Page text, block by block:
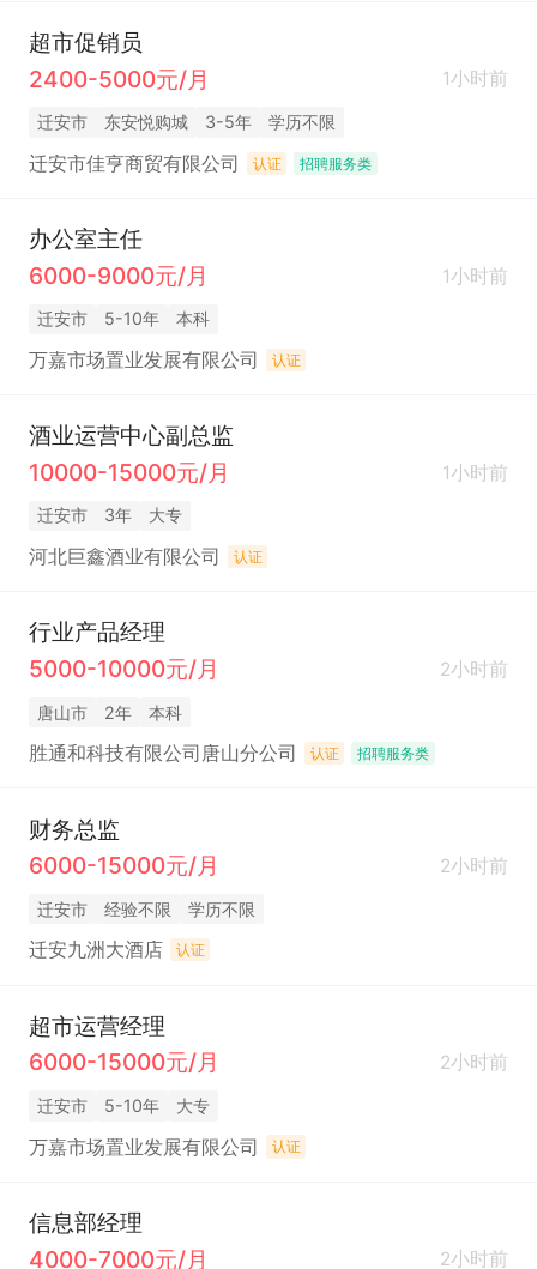
超市促销员
2400-5000元/月
1小时前
迁安市 东安悦购城 3-5年 学历不限
迁安市佳亨商贸有限公司 认证 招聘服务类
办公室主任
6000-9000元/月
1小时前
迁安市 5-10年 本科
万嘉市场置业发展有限公司 认证
酒业运营中心副总监
10000-15000元/月
1小时前
迁安市 3年 大专
河北巨鑫酒业有限公司 认证
行业产品经理
5000-10000元/月
2小时前
唐山市 2年 本科
胜通和科技有限公司唐山分公司 认证 招聘服务类
财务总监
6000-15000元/月
2小时前
迁安市 经验不限 学历不限
迁安九洲大酒店 认证
超市运营经理
6000-15000元/月
2小时前
迁安市 5-10年 大专
万嘉市场置业发展有限公司 认证
信息部经理
4000-7000元/月
2小时前